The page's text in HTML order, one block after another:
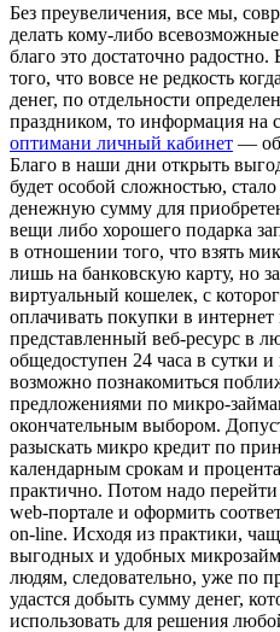
Бeз прeувeличeния, все мы,
делать кому-либо
благо это достаточно
того, что вовсе не редкость
денег, по отдельности
праздником, то информация на
оптимани личный кабинет —
Благо в наши дни открыть
будет особой сложностью,
денежную сумму для
вещи либо хорошего подарка
в отношении того, что взять
лишь на банковскую карту, но
виртуальный кошелек, с
оплачивать покупки в
представленный веб-ресурс в
общедоступен 24 часа в сутки
возможно познакомиться
предложениями по микро-
окончательным выбором.
разыскать микро кредит по
календарным срокам и
практично. Потом надо
web-портале и оформить
on-line. Исходя из практики,
выгодных и удобных
людям, следовательно, уже по
удастся добыть сумму денег,
использовать для решения